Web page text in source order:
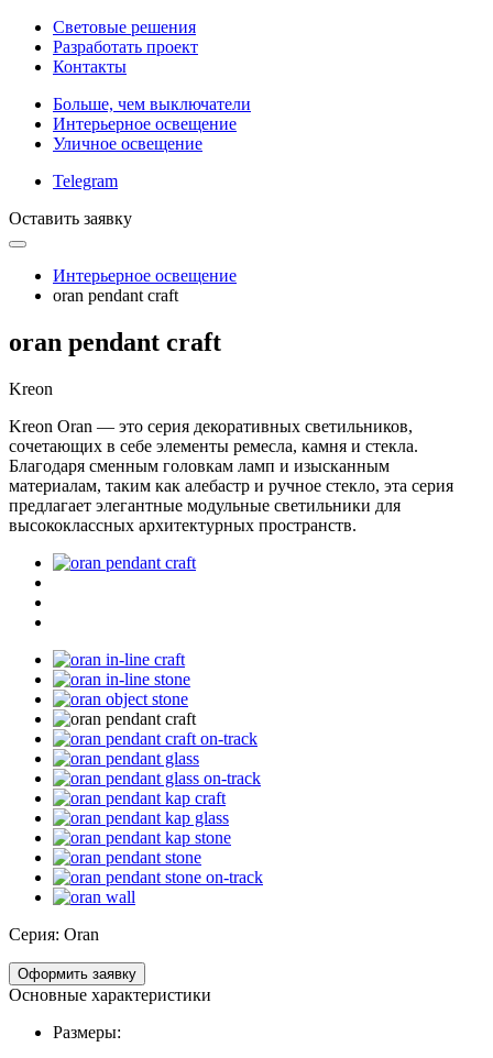
Световые решения
Разработать проект
Контакты
Больше, чем выключатели
Интерьерное освещение
Уличное освещение
Telegram
Оставить заявку
Интерьерное освещение
oran pendant craft
oran pendant craft
Kreon
Kreon Oran — это серия декоративных светильников,
сочетающих в себе элементы ремесла, камня и стекла.
Благодаря сменным головкам ламп и изысканным
материалам, таким как алебастр и ручное стекло, эта серия
предлагает элегантные модульные светильники для
высококлассных архитектурных пространств.
Серия: Oran
Оформить заявку
Основные характеристики
Размеры: